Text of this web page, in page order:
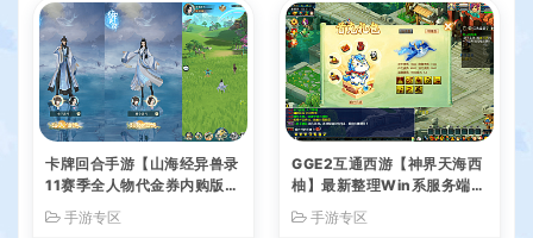
卡牌回合手游【山海经异兽录
11赛季全人物代金券内购版】
GM后台+管理后台+热更修改
手游专区
GGE2互通西游【神界天海西
柚】最新整理Win系服务端
工具+全套源码+详细搭建教
手游专区